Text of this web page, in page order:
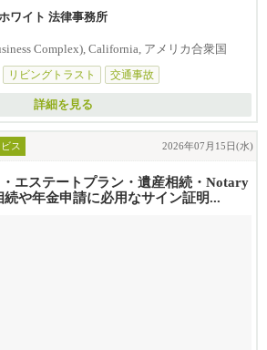
...
ワイト 法律事務所
Complex), California, アメリカ合衆国
リビングトラスト 交通事故
詳細を見る
ス 2026年07月15日(水)
エステートプラン・遺産相続・Notary
や年金申請に必用なサイン証明...